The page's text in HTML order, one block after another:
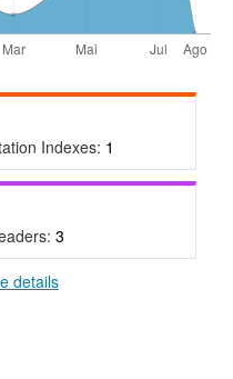
Indexes: 1
3
details